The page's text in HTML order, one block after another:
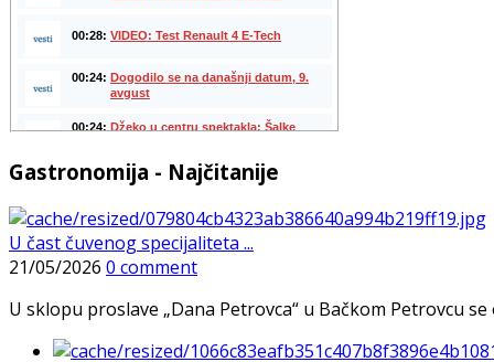
Gastronomija - Najčitanije
U čast čuvenog specijaliteta ...
21/05/2026 0 comment
U sklopu proslave „Dana Petrovca“ u Bačkom Petrovcu